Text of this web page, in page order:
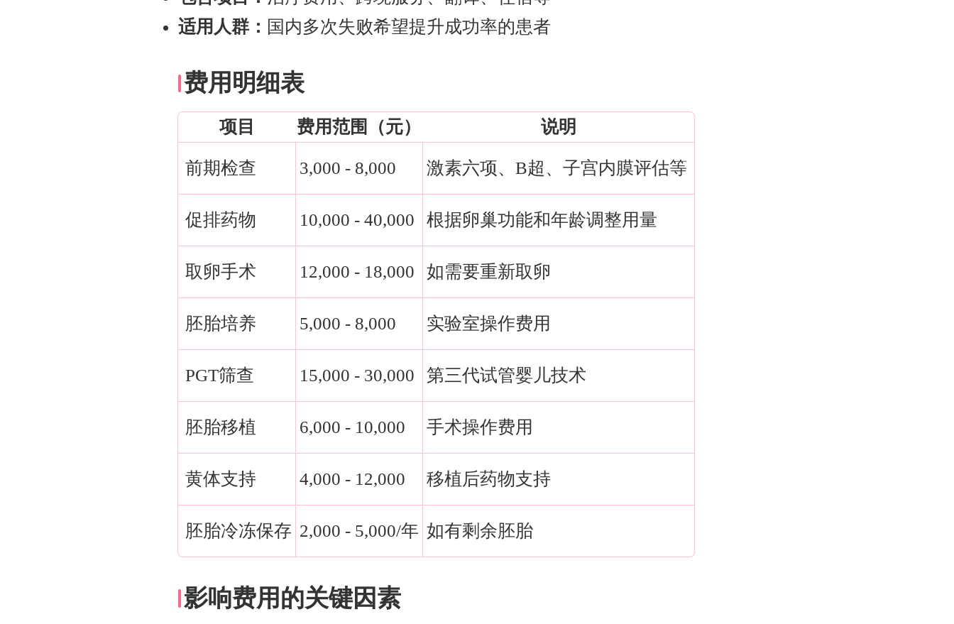
适用人群： 国内多次失败希望提升成功率的患者
费用明细表
项目 费用范围（元） 说明
前期检查 3,000 - 8,000 激素六项、B超、子宫内膜评估等
促排药物 10,000 - 40,000 根据卵巢功能和年龄调整用量
取卵手术 12,000 - 18,000 如需要重新取卵
胚胎培养 5,000 - 8,000 实验室操作费用
PGT筛查 15,000 - 30,000 第三代试管婴儿技术
胚胎移植 6,000 - 10,000 手术操作费用
黄体支持 4,000 - 12,000 移植后药物支持
胚胎冷冻保存 2,000 - 5,000/年 如有剩余胚胎
影响费用的关键因素